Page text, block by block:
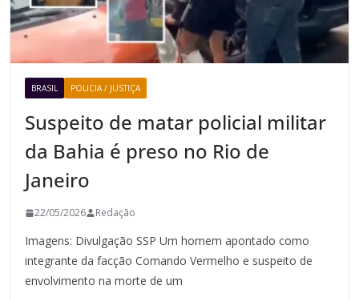
BRASIL POLICIA / JUSTIÇA
Suspeito de matar policial militar
da Bahia é preso no Rio de
Janeiro
22/05/2026 Redação
Imagens: Divulgação SSP Um homem apontado como
integrante da facção Comando Vermelho e suspeito de
envolvimento na morte de um